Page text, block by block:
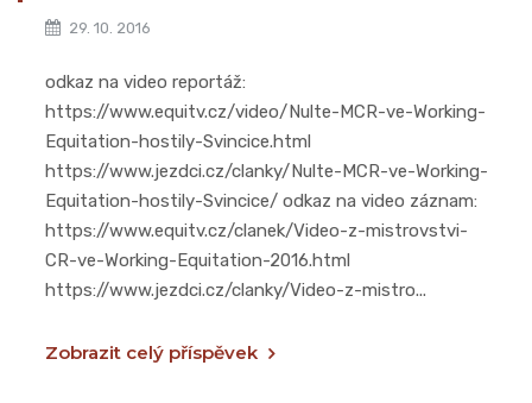
29. 10. 2016
odkaz na video reportáž:
https://www.equitv.cz/video/Nulte-MCR-ve-Working-
Equitation-hostily-Svincice.html
https://www.jezdci.cz/clanky/Nulte-MCR-ve-Working-
Equitation-hostily-Svincice/ odkaz na video záznam:
https://www.equitv.cz/clanek/Video-z-mistrovstvi-
CR-ve-Working-Equitation-2016.html
https://www.jezdci.cz/clanky/Video-z-mistro...
Zobrazit celý příspěvek